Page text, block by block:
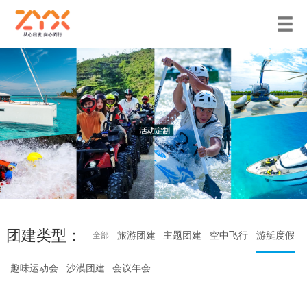
团建类型： 全部 旅游团建 主题团建 空中飞行 游艇度假
趣味运动会 沙漠团建 会议年会